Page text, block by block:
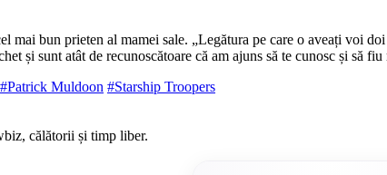
bun prieten al mamei sale. „Legătura pe care o aveați voi
și sunt atât de recunoscătoare că am ajuns să te cunosc și să
#Patrick Muldoon #Starship Troopers
călătorii și timp liber.